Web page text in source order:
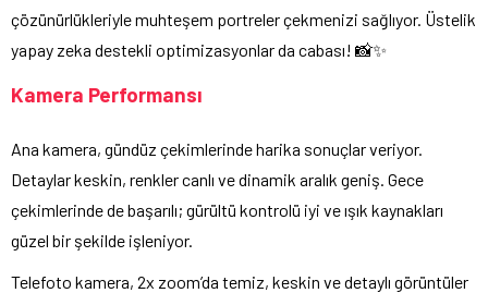
çözünürlükleriyle muhteşem portreler çekmenizi sağlıyor. Üstelik
yapay zeka destekli optimizasyonlar da cabası! 📸✨
Kamera Performansı
Ana kamera, gündüz çekimlerinde harika sonuçlar veriyor.
Detaylar keskin, renkler canlı ve dinamik aralık geniş. Gece
çekimlerinde de başarılı; gürültü kontrolü iyi ve ışık kaynakları
güzel bir şekilde işleniyor.
Telefoto kamera, 2x zoom’da temiz, keskin ve detaylı görüntüler